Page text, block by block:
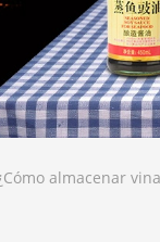
almacenar